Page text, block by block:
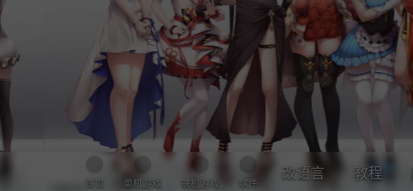
首页 单机游戏 联机游戏 软件
改语言 教程